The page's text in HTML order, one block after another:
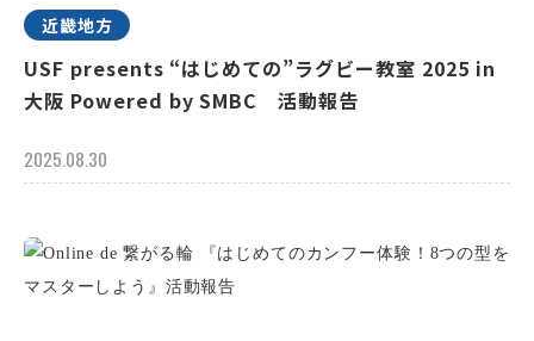
近畿地方
USF presents “はじめての”ラグビー教室 2025 in
大阪 Powered by SMBC 活動報告
2025.08.30